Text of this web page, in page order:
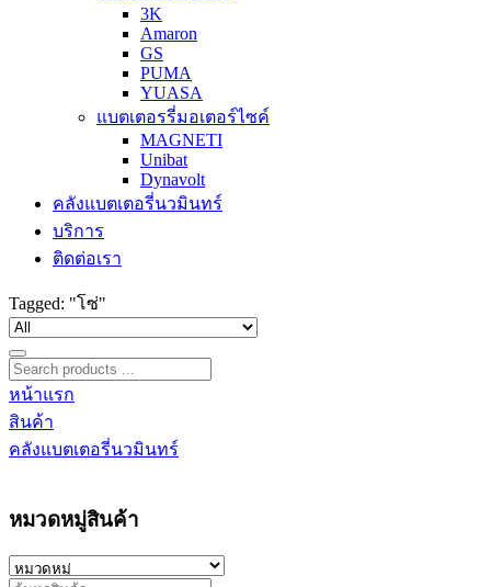
3K
Amaron
GS
PUMA
YUASA
แบตเตอรรี่มอเตอร์ไซค์
MAGNETI
Unibat
Dynavolt
คลังแบตเตอรี่นวมินทร์
บริการ
ติดต่อเรา
Tagged: "โซ่"
หน้าแรก
สินค้า
คลังแบตเตอรี่นวมินทร์
หมวดหมู่สินค้า